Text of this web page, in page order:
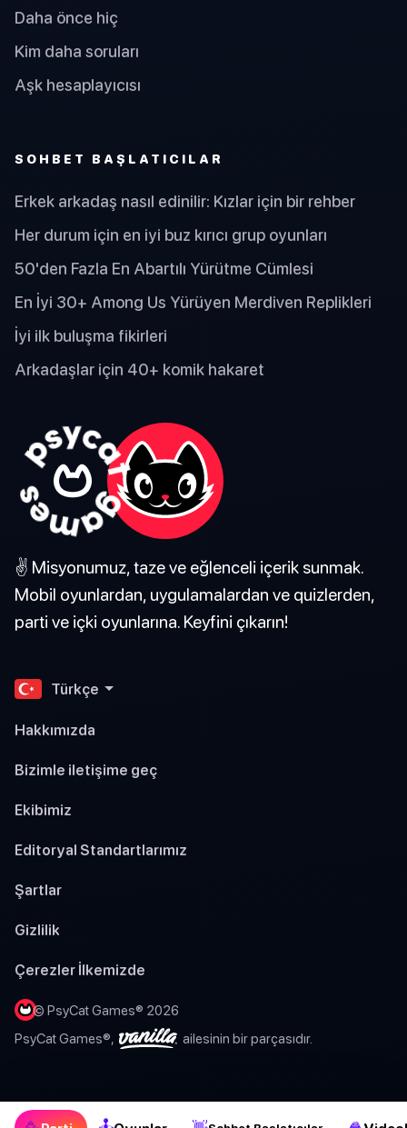
Daha önce hiç
Kim daha soruları
Aşk hesaplayıcısı
SOHBET BAŞLATICILAR
Erkek arkadaş nasıl edinilir: Kızlar için bir rehber
Her durum için en iyi buz kırıcı grup oyunları
50'den Fazla En Abartılı Yürütme Cümlesi
En İyi 30+ Among Us Yürüyen Merdiven Replikleri
İyi ilk buluşma fikirleri
Arkadaşlar için 40+ komik hakaret
✌️ Misyonumuz, taze ve eğlenceli içerik sunmak.
Mobil oyunlardan, uygulamalardan ve quizlerden,
parti ve içki oyunlarına. Keyfini çıkarın!
Türkçe
Hakkımızda
Bizimle iletişime geç
Ekibimiz
Editoryal Standartlarımız
Şartlar
Gizlilik
Çerezler İlkemizde
© PsyCat Games® 2026
PsyCat Games®,
ailesinin bir parçasıdır.